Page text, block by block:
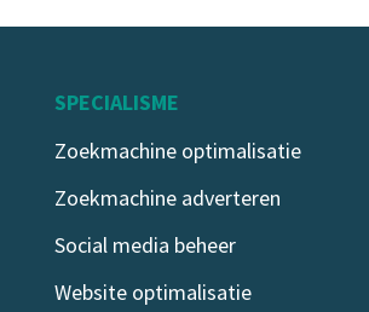
SPECIALISME
Zoekmachine optimalisatie
Zoekmachine adverteren
Social media beheer
Website optimalisatie